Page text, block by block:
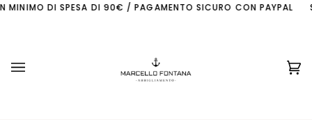
Skip
DI SPESA DI 90€ / PAGAMENTO SICURO CON PAYPAL